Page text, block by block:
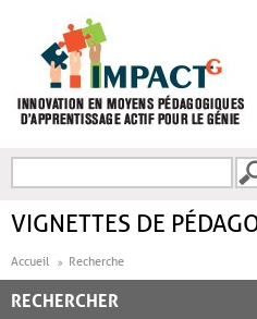
FORMULAIRE DE
VIGNETTES DE
Accueil Recherche
RECHERCHER